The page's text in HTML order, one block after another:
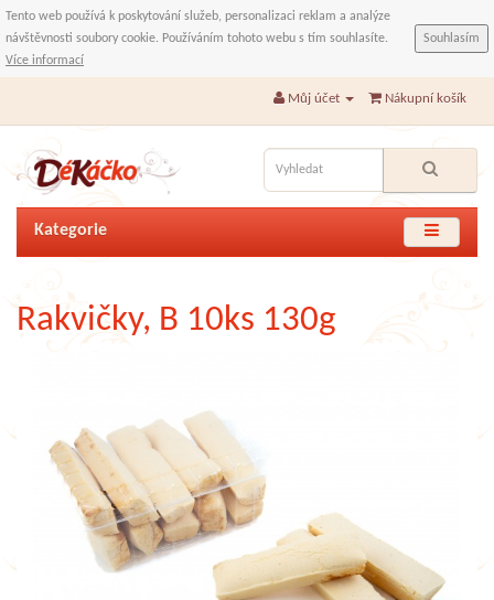
Tento web používá k poskytování služeb, personalizaci reklam a analýze
návštěvnosti soubory cookie. Používáním tohoto webu s tím souhlasíte.
Více informací
Souhlasím
Můj účet Nákupní košík
Kategorie
Rakvičky, B 10ks 130g